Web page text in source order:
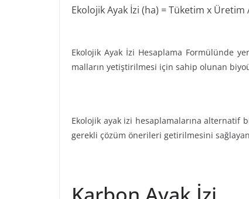
Ekolojik Ayak İzi (ha) = Tüketim x Üretim
Ekolojik Ayak İzi Hesaplama Formülünde
malların yetiştirilmesi için sahip olunan
Ekolojik ayak izi hesaplamalarına alternatif
gerekli çözüm önerileri getirilmesini sağlayan